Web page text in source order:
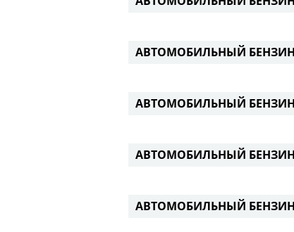
АВТОМОБИЛЬНЫЙ БЕНЗИН
АВТОМОБИЛЬНЫЙ БЕНЗИН
АВТОМОБИЛЬНЫЙ БЕНЗИН
АВТОМОБИЛЬНЫЙ БЕНЗИН